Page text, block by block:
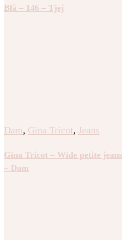
Blå – 146 – Tjej
Dam, Gina Tricot, Jeans
Gina Tricot – Wide petite
– Dam